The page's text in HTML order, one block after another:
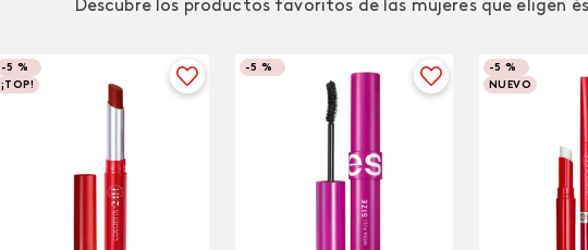
Descubre los productos favoritos de las mujeres que eligen
-5 %
¡TOP!
-5 % -5 %
NUEVO